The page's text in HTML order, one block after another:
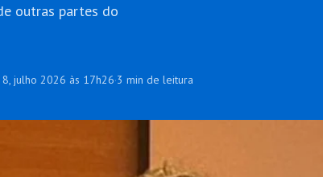
outras partes do
julho 2026 às 17h26·3 min de leitura